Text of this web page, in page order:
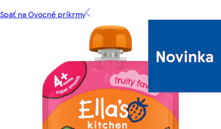
Späť na Ovocné príkrmy